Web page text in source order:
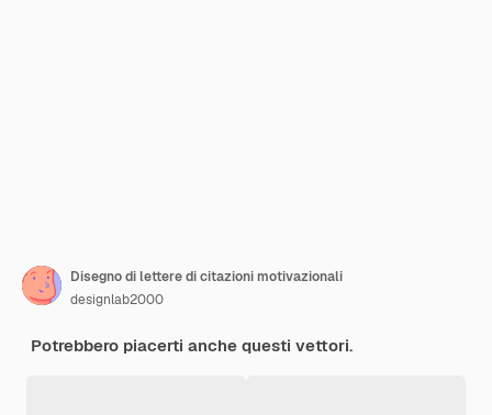
Disegno di lettere di citazioni motivazionali
designlab2000
Potrebbero piacerti anche questi vettori.